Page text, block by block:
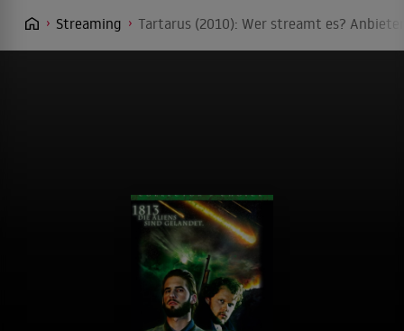
Streaming Tartarus (2010): Wer streamt es?